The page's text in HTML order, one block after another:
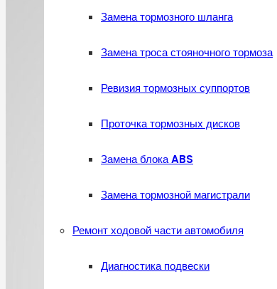
Замена тормозного шланга
Замена троса стояночного тормоза
Ревизия тормозных суппортов
Проточка тормозных дисков
Замена блока ABS
Замена тормозной магистрали
Ремонт ходовой части автомобиля
Диагностика подвески